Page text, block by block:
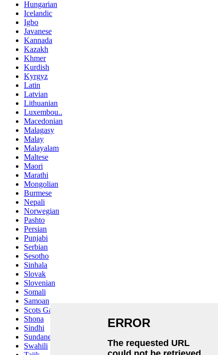
Hungarian
Icelandic
Igbo
Javanese
Kannada
Kazakh
Khmer
Kurdish
Kyrgyz
Latin
Latvian
Lithuanian
Luxembou..
Macedonian
Malagasy
Malay
Malayalam
Maltese
Maori
Marathi
Mongolian
Burmese
Nepali
Norwegian
Pashto
Persian
Punjabi
Serbian
Sesotho
Sinhala
Slovak
Slovenian
Somali
Samoan
Scots Gaelic
Shona
Sindhi
Sundanese
Swahili